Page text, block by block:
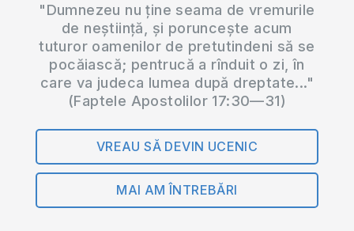
"Dumnezeu nu ține seama de vremurile
de neștiință, și poruncește acum
tuturor oamenilor de pretutindeni să se
pocăiască; pentrucă a rînduit o zi, în
care va judeca lumea după dreptate..."
(Faptele Apostolilor 17:30—31)
VREAU SĂ DEVIN UCENIC
MAI AM ÎNTREBĂRI